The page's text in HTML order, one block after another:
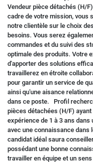
Vendeur pièce détachés (H/
cadre de votre mission, vous
notre clientèle sur le choix
besoins. Vous serez
commandes et du suivi des
optimale des produits. Votre
d'apporter des solutions
travaillerez en étroite
pour garantir un service de
ainsi qu'une aisance
dans ce poste. Profil
pièces détachées (H/F)
expérience de 1 à 3 ans
avec une connaissance
candidat idéal saura
possédant une bonne
travailler en équipe et un